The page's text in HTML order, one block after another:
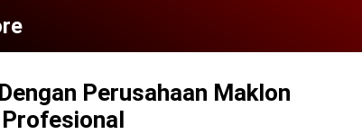
Perusahaan Maklon